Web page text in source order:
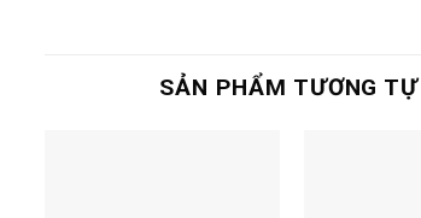
SẢN PHẨM TƯƠNG TỰ